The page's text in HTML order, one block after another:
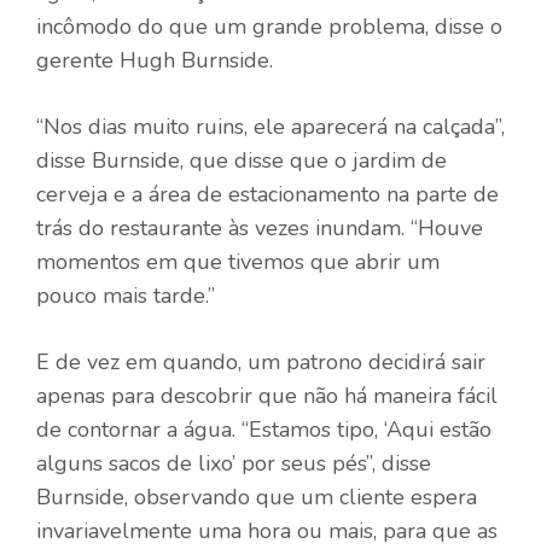
incômodo do que um grande problema, disse o
gerente Hugh Burnside.
“Nos dias muito ruins, ele aparecerá na calçada”,
disse Burnside, que disse que o jardim de
cerveja e a área de estacionamento na parte de
trás do restaurante às vezes inundam. “Houve
momentos em que tivemos que abrir um
pouco mais tarde.”
E de vez em quando, um patrono decidirá sair
apenas para descobrir que não há maneira fácil
de contornar a água. “Estamos tipo, ‘Aqui estão
alguns sacos de lixo’ por seus pés”, disse
Burnside, observando que um cliente espera
invariavelmente uma hora ou mais, para que as